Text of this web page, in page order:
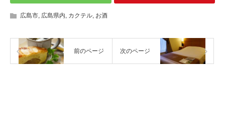
広島市, 広島県内, カクテル, お酒
前のページ 次のページ